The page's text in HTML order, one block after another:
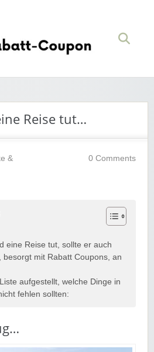
Reise tut…
&
0 Comments
eine Reise tut, sollte er auch
besorgt mit Rabatt Coupons, an
aufgestellt, welche Dinge in
fehlen sollten: